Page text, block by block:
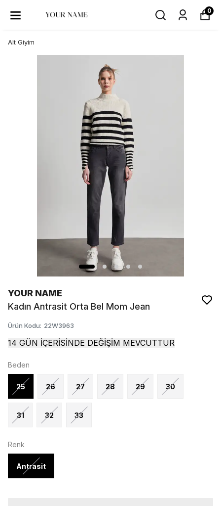
0
Alt Giyim
YOUR NAME
Kadın Antrasit Orta Bel Mom Jean
Ürün Kodu: 22W3963
14 GÜN İÇERİSİNDE DEĞİŞİM MEVCUTTUR
Beden
25 26 27 28 29 30
31 32 33
Renk
Antrasit